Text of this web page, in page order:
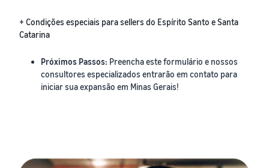
+ Condições especiais para sellers do Espírito Santo e Santa
Catarina
Próximos Passos: Preencha este formulário e nossos
consultores especializados entrarão em contato para
iniciar sua expansão em Minas Gerais!